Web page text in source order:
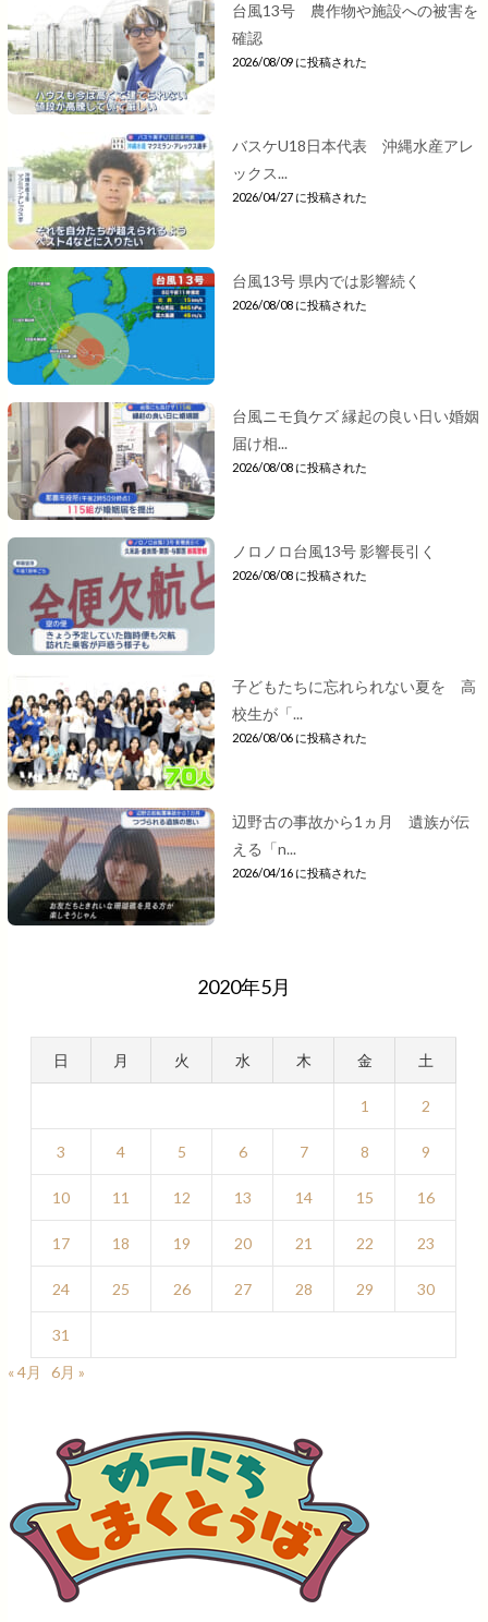
台風13号 農作物や施設への被害を
確認
2026/08/09 に投稿された
バスケU18日本代表 沖縄水産アレ
ックス...
2026/04/27 に投稿された
台風13号 県内では影響続く
2026/08/08 に投稿された
台風ニモ負ケズ 縁起の良い日い婚姻
届け相...
2026/08/08 に投稿された
ノロノロ台風13号 影響長引く
2026/08/08 に投稿された
子どもたちに忘れられない夏を 高
校生が「...
2026/08/06 に投稿された
辺野古の事故から1ヵ月 遺族が伝
える「n...
2026/04/16 に投稿された
2020年5月
日 月 火 水 木 金 土
1 2
3 4 5 6 7 8 9
10 11 12 13 14 15 16
17 18 19 20 21 22 23
24 25 26 27 28 29 30
31
« 4月
6月 »